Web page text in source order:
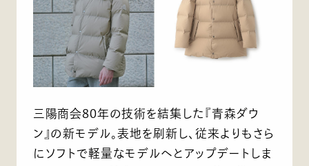
三陽商会80年の技術を結集した『青森ダウ
ン』の新モデル。表地を刷新し、従来よりもさら
にソフトで軽量なモデルへとアップデートしま